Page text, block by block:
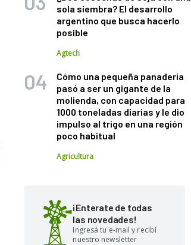
sola siembra? El desarrollo
argentino que busca hacerlo
posible
Agtech
Cómo una pequeña panadería
pasó a ser un gigante de la
molienda, con capacidad para
1000 toneladas diarias y le dio
impulso al trigo en una región
poco habitual
Agricultura
¡Enterate de todas
las novedades!
Ingresá tu e-mail y recibí
nuestro newsletter